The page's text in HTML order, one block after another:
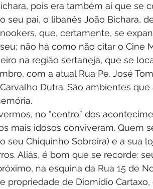
pois era também aí que se
seu pai, o libanês João Bichara,
que, certamente, se
não há como não citar o Cine
na região sertaneja, que se
com a atual Rua Pe. José
Dutra. São ambientes que
no “centro” dos
mais idosos conviveram. Quem
seu Chiquinho Sobreira) e a sua
Aliás, é bom que se recorde:
na esquina da Rua 15 de
propriedade de Diomídio